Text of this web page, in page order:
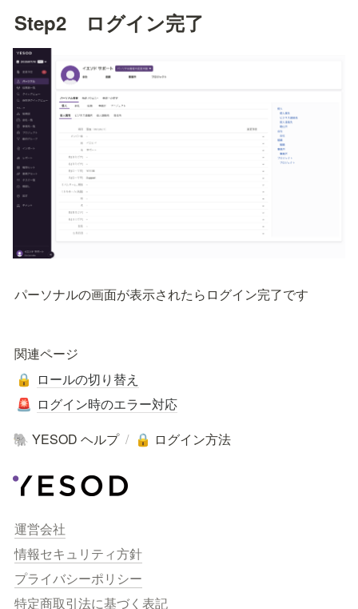
Step2　ログイン完了
パーソナルの画面が表示されたらログイン完了です
関連ページ
🔒 ロールの切り替え
🚨 ログイン時のエラー対応
🐘 YESOD ヘルプ / 🔒 ログイン方法
運営会社
情報セキュリティ方針
プライバシーポリシー
特定商取引法に基づく表記